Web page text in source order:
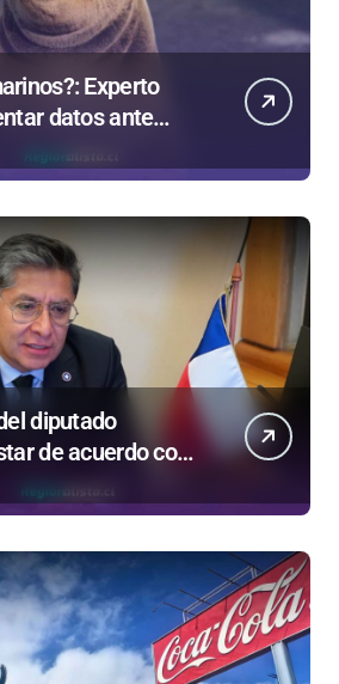
Experto
datos ante
diputado
de acuerdo con
a defender una